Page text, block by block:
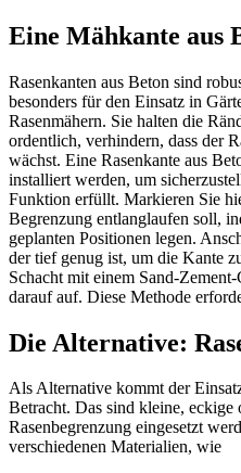
Eine Mähkante aus
Rasenkanten aus Beton sind
besonders für den Einsatz in
Rasenmähern. Sie halten die
ordentlich, verhindern, dass der
wächst. Eine Rasenkante aus
installiert werden, um
Funktion erfüllt. Markieren Sie
Begrenzung entlanglaufen soll,
geplanten Positionen legen.
der tief genug ist, um die Kante
Schacht mit einem Sand-
darauf auf. Diese Methode
Die Alternative:
Als Alternative kommt der
Betracht. Das sind kleine, eckige
Rasenbegrenzung eingesetzt
verschiedenen Materialien, wie